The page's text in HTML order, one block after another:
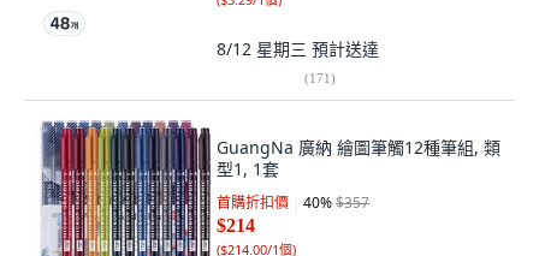
8/12 星期三 預計送達
(171)
GuangNa 廣納 繪圖筆觸12種筆組, 類
型1, 1套
首購折扣價 40%$357
$214
($214.00/1個)